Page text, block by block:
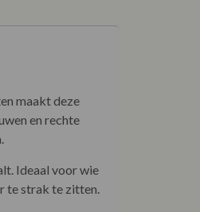
maakt deze
en rechte
Ideaal voor wie
te strak te zitten.